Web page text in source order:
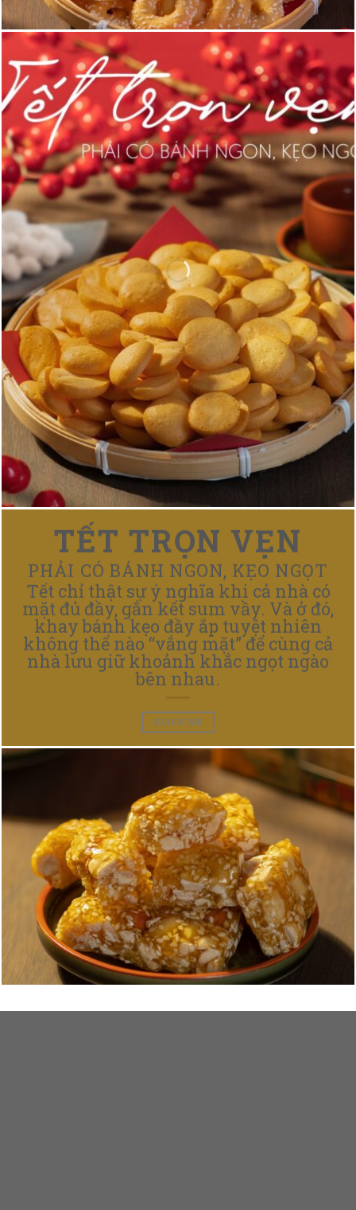
TẾT TRỌN VẸN
PHẢI CÓ BÁNH NGON, KẸO NGỌT
Tết chỉ thật sự ý nghĩa khi cả nhà có
mặt đủ đầy, gắn kết sum vầy. Và ở đó,
khay bánh kẹo đầy ắp tuyệt nhiên
không thể nào “vắng mặt” để cùng cả
nhà lưu giữ khoảnh khắc ngọt ngào
bên nhau.
CLICK ME